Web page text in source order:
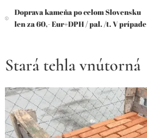
Doprava kameňa po celom Slovensku
len za 60,- Eur+DPH /pal. /t. V prípade
Stará tehla vnútorná